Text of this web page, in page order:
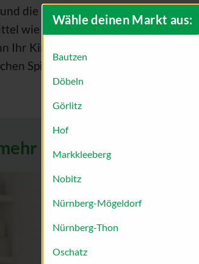
die Entwicklung
wie z.B. Brokkoli
Ihr Kind diese früh
Spiel und Spaß
zu
Ihnen,
lecker
Spaß
Sie
darauf
Daher
sodass
Wähle deinen Markt aus:
Bautzen
Döbeln
Görlitz
Hof
Markkleeberg
Nobitz
Nürnberg-Mögeldorf
Nürnberg-Thon
Oschatz